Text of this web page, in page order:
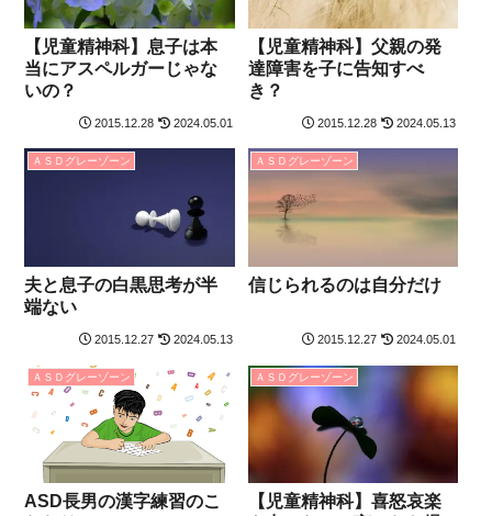
【児童精神科】息子は本
当にアスペルガーじゃな
いの？
2015.12.28 2024.05.01
【児童精神科】父親の発
達障害を子に告知すべ
き？
2015.12.28 2024.05.13
ＡＳＤグレーゾーン
夫と息子の白黒思考が半
端ない
2015.12.27 2024.05.13
ＡＳＤグレーゾーン
信じられるのは自分だけ
2015.12.27 2024.05.01
ＡＳＤグレーゾーン
ASD長男の漢字練習のこ
ＡＳＤグレーゾーン
【児童精神科】喜怒哀楽